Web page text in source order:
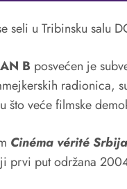
seli u Tribinsku salu
B posvećen je
radionica,
što veće filmske
Cinéma vérité Srbija
prvi put održana